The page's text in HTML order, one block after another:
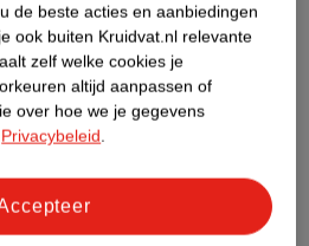
heeft (nog) geen Nature
Score.
informatie
de beste acties en aanbiedingen
ook buiten Kruidvat.nl relevante
zelf welke cookies je
altijd aanpassen of
over hoe we je gegevens
Privacybeleid.